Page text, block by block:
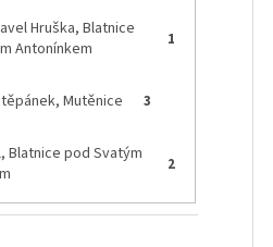
Hruška, Blatnice
Antonínkem
1
Mutěnice 3
Blatnice pod Svatým
2